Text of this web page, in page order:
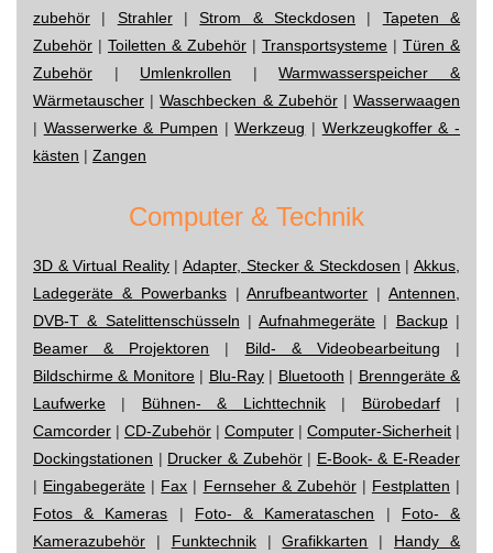
zubehör | Strahler|Strom & Steckdosen | Tapeten &
Zubehör | Toiletten & Zubehör | Transportsysteme | Türen &
Zubehör | Umlenkrollen |Warmwasserspeicher &
Wärmetauscher |Waschbecken & Zubehör|Wasserwaagen
| Wasserwerke & Pumpen |Werkzeug | Werkzeugkoffer & -
kästen | Zangen
Computer & Technik
3D & Virtual Reality|Adapter, Stecker & Steckdosen |Akkus,
Ladegeräte & Powerbanks|Anrufbeantworter |Antennen,
DVB-T & Satelittenschüsseln |Aufnahmegeräte | Backup|
Beamer & Projektoren | Bild- & Videobearbeitung |
Bildschirme & Monitore| Blu-Ray| Bluetooth | Brenngeräte &
Laufwerke | Bühnen- & Lichttechnik| Bürobedarf|
Camcorder | CD-Zubehör | Computer | Computer-Sicherheit |
Dockingstationen | Drucker & Zubehör| E-Book- & E-Reader
| Eingabegeräte | Fax | Fernseher & Zubehör| Festplatten |
Fotos & Kameras | Foto- & Kamerataschen | Foto- &
Kamerazubehör | Funktechnik|Grafikkarten | Handy &